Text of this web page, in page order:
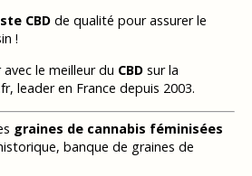
CBDde qualité pour assurer le
!
le meilleur du CBDsur la
leader en France depuis 2003.
graines de cannabis féminisées
banque de graines de